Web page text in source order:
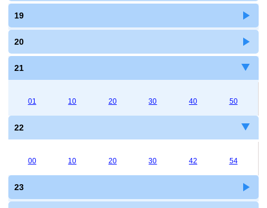
19
20
21
01 10 20 30 40 50
22
00 10 20 30 42 54
23